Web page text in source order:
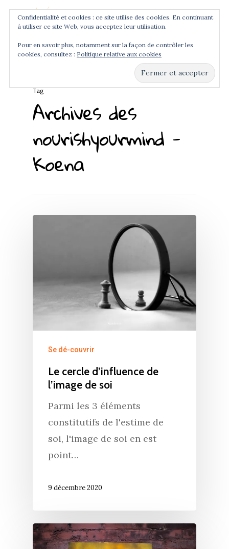
Hit enter to search or ESC to close
Tag
Archives des
nourishyourmind -
Koena
Se dé-couvrir
Le cercle d’influence de
l’image de soi
Parmi les 3 éléments
constitutifs de l'estime de
soi, l'image de soi en est
point…
9 décembre 2020
Confidentialité et cookies : ce site utilise des cookies. En continuant
à utiliser ce site Web, vous acceptez leur utilisation.
Pour en savoir plus, notamment sur la façon de contrôler les
cookies, consultez : Politique relative aux cookies